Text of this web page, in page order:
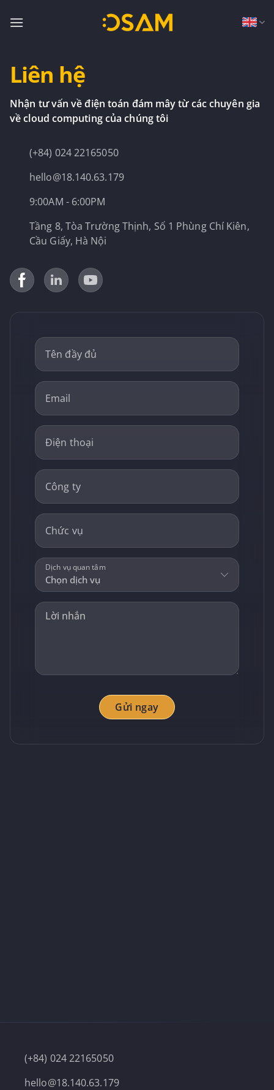
Liên hệ
Nhận tư vấn về điện toán đám mây từ các chuyên gia
về cloud computing của chúng tôi
(+84) 024 22165050
hello@18.140.63.179
9:00AM - 6:00PM
Tầng 8, Tòa Trường Thịnh, Số 1 Phùng Chí Kiên,
Cầu Giấy, Hà Nội
Tên đầy đủ
Email
Điện thoại
Công ty
Chức vụ
Dịch vụ quan tâm
Gửi ngay
(+84) 024 22165050
hello@18.140.63.179